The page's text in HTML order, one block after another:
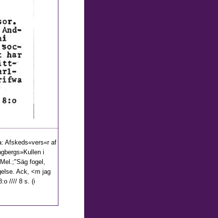
Afskeds«vers«r af
i
fogel,
Ack, <m jag
//// 8 s. (i